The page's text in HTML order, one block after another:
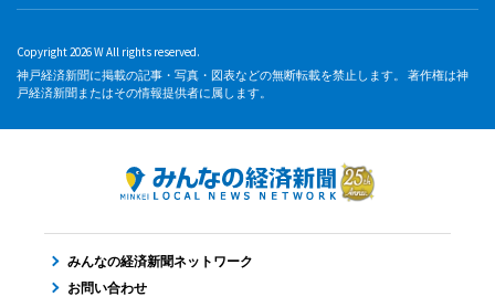
Copyright 2026 W All rights reserved.
神戸経済新聞に掲載の記事・写真・図表などの無断転載を禁止します。 著作権は神
戸経済新聞またはその情報提供者に属します。
みんなの経済新聞ネットワーク
お問い合わせ